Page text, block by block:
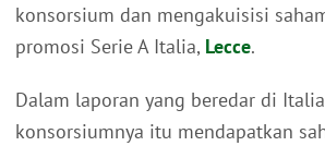
konsorsium dan mengakuisisi
promosi Serie A Italia, Lecce.
Dalam laporan yang beredar di
konsorsiumnya itu mendapatkan